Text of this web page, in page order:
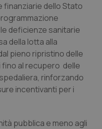
finanziarie dello Stato
deficienze sanitarie
della lotta alla
pieno ripristino delle
al recupero delle
rinforzando
incentivanti per i
pubblica e meno agli